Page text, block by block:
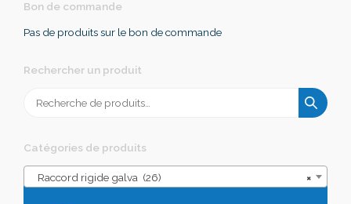
Bon de commande
Pas de produits sur le bon de commande
Rechercher un produit
pour :
Catégories de produits
×
Raccord rigide galva (26)